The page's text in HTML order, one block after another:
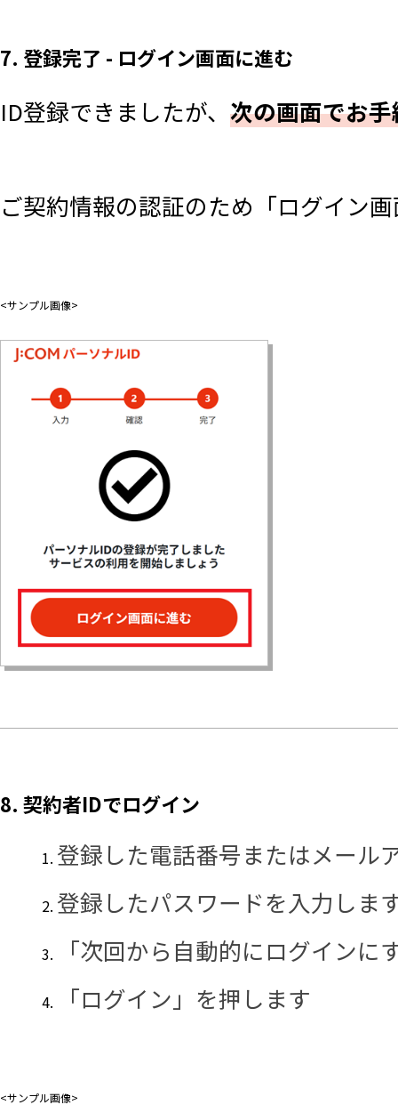
7. 登録完了 - ログイン画面に進む
ID登録できましたが、 次の画面でお
ご契約情報の認証のため「ログイン
<サンプル画像>
8. 契約者IDでログイン
登録した電話番号またはメール
登録したパスワードを入力しま
「次回から自動的にログイン
「ログイン」を押します
<サンプル画像>